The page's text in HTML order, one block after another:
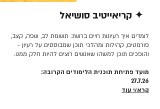
✦ קריאייטיב סושיאל
לומדים איך רעיונות חיים ברשת: תשומת לב, שפה, קצב,
פורמטים, קהילות ומהלכי תוכן שמבוססים על רעיון -
והופכים תוכן למשהו שאנשים רוצים להיות חלק ממנו.
מועד פתיחת תוכנית הלימודים הקרובה:
27.7.26
קרא/י עוד